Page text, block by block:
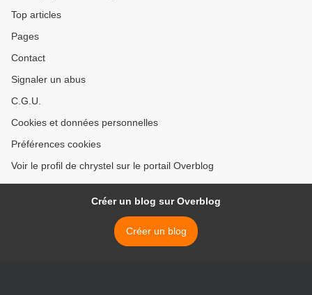
Top articles
Pages
Contact
Signaler un abus
C.G.U.
Cookies et données personnelles
Préférences cookies
Voir le profil de chrystel sur le portail Overblog
Créer un blog sur Overblog
Créer un blog